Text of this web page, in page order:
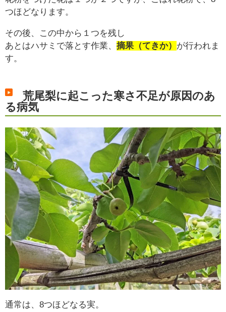
つほどなります。
その後、この中から１つを残し
あとはハサミで落とす作業、 摘果（てきか） が行われま
す。
荒尾梨に起こった寒さ不足が原因のあ
る病気
通常は、8つほどなる実。